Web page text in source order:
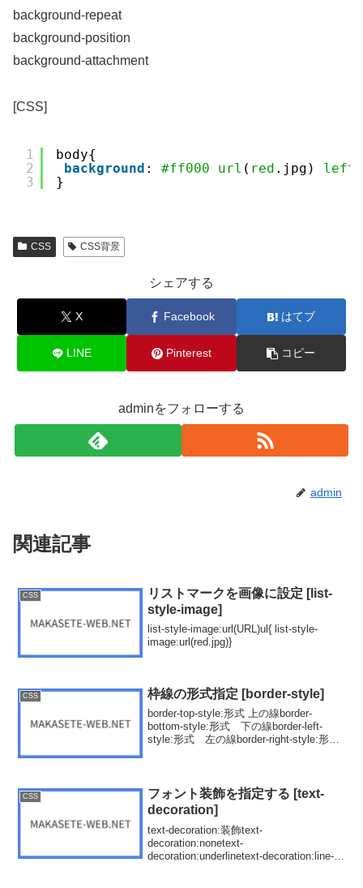
background-repeat
background-position
background-attachment
[CSS]
1
2
3
body{
background : #ff000 url ( red .jpg) left
}
CSS CSS背景
シェアする
X Facebook はてブ
LINE Pinterest コピー
adminをフォローする
admin
関連記事
CSS
リストマークを画像に設定 [list-
style-image]
list-style-image:url(URL)ul{ list-style-
image:url(red.jpg)}
CSS 枠線の形式指定 [border-style]
border-top-style:形式 上の線border-
bottom-style:形式 下の線border-left-
style:形式 左の線border-right-style:形
CSS
フォント装飾を指定する [text-
decoration]
text-decoration:装飾text-
decoration:nonetext-
decoration:underlinetext-decoration:line-